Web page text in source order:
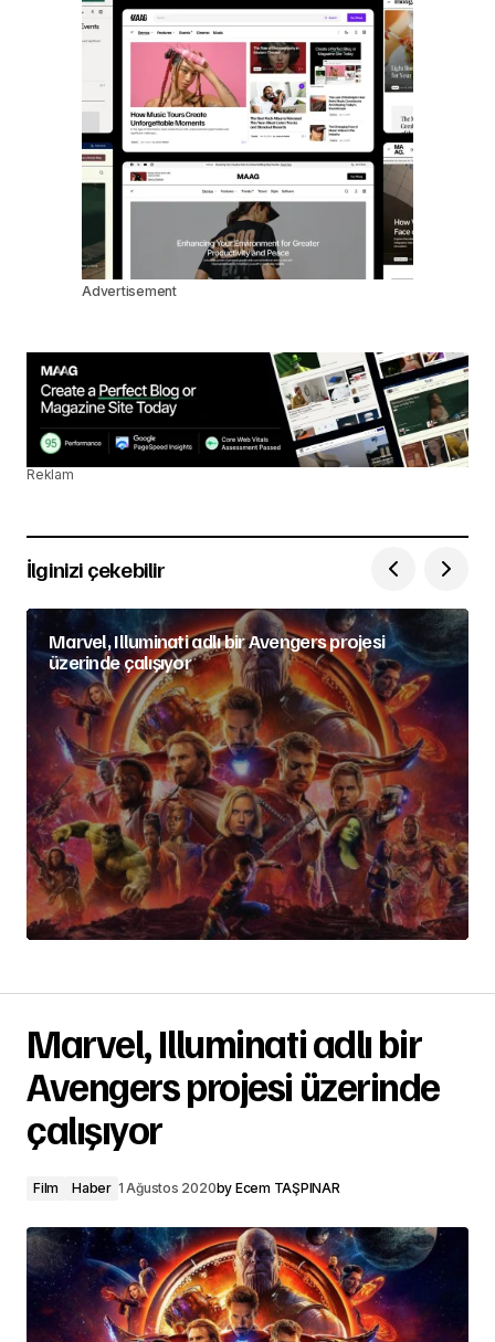
Advertisement
Reklam
İlginizi çekebilir
Marvel, Illuminati adlı bir Avengers projesi
üzerinde çalışıyor
Marvel, Illuminati adlı bir
Avengers projesi üzerinde
çalışıyor
Film Haber 1 Ağustos 2020by Ecem TAŞPINAR